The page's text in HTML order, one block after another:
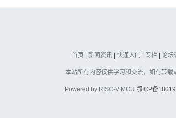
首页 新闻资讯 快速入门 专栏 论坛
本站所有内容仅供学习和交流，如有转载
Powered by RISC-V MCU 鄂ICP备